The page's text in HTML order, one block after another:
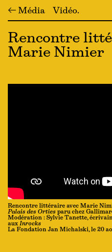
← Média Vidéo
Rencontre
Marie Nimier
Rencontre littéraire avec Marie
Palais des Orties paru chez
Modération : Sylvie Tanette,
aux Inrocks
La Fondation Jan Michalski, le 20